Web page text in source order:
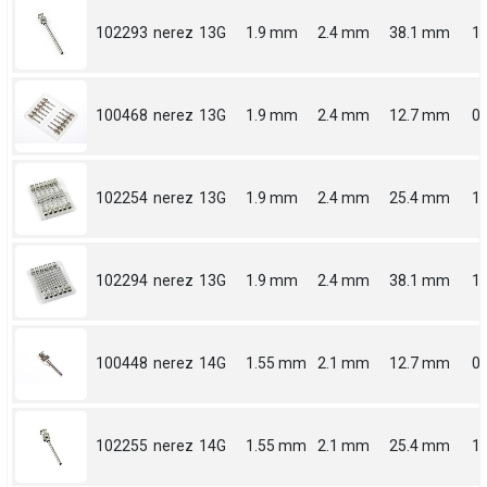
102293 nerez 13G 1.9 mm 2.4 mm 38.1 mm
100468 nerez 13G 1.9 mm 2.4 mm 12.7 mm
102254 nerez 13G 1.9 mm 2.4 mm 25.4 mm 1
102294 nerez 13G 1.9 mm 2.4 mm 38.1 mm
100448 nerez 14G 1.55 mm 2.1 mm 12.7 mm
102255 nerez 14G 1.55 mm 2.1 mm 25.4 mm 1